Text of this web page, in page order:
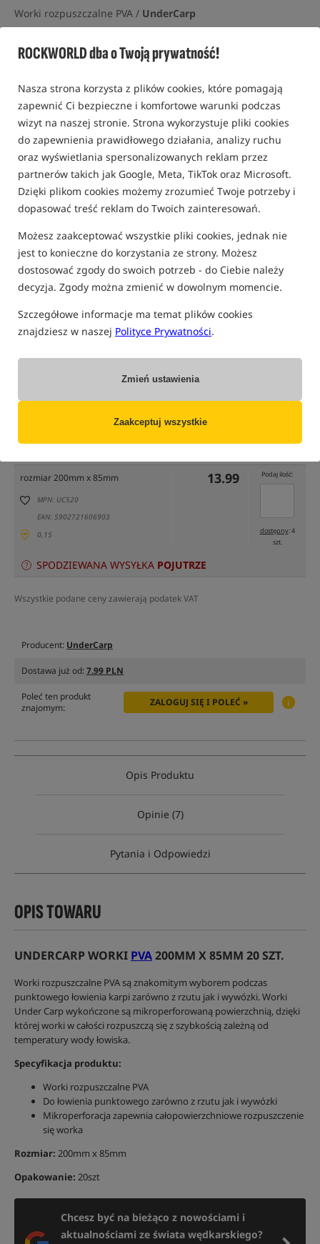
ROCKWORLD dba o Twoją prywatność!
Nasza strona korzysta z plików cookies, które pomagają
zapewnić Ci bezpieczne i komfortowe warunki podczas
wizyt na naszej stronie. Strona wykorzystuje pliki cookies
do zapewnienia prawidłowego działania, analizy ruchu
oraz wyświetlania spersonalizowanych reklam przez
partnerów takich jak Google, Meta, TikTok oraz Microsoft.
Dzięki plikom cookies możemy zrozumieć Twoje potrzeby i
dopasować treść reklam do Twoich zainteresowań.
Możesz zaakceptować wszystkie pliki cookies, jednak nie
jest to konieczne do korzystania ze strony. Możesz
dostosować zgody do swoich potrzeb - do Ciebie należy
decyzja. Zgody można zmienić w dowolnym momencie.
Szczegółowe informacje ma temat plików cookies
znajdziesz w naszej Polityce Prywatności.
Zmień ustawienia
Zaakceptuj wszystkie
Worki rozpuszczalne PVA / UnderCarp
7 opinii | ponad 220 osób kupiło ten produkt
Bestseller!
(część opcji mogła zostać ukryta przez wybrany sposób filtrowania)
rozmiar 200mm x 85mm
MPN: UC520
EAN: 5902721606903
0,15
13.99 Podaj ilość:
dostępny: 4
szt.
SPODZIEWANA WYSYŁKA POJUTRZE
Wszystkie podane ceny zawierają podatek VAT
Producent: UnderCarp
Dostawa już od:7.99 PLN
Poleć ten produkt
znajomym:
ZALOGUJ SIĘ I POLEĆ »
Opis Produktu
Opinie (7)
Pytania i Odpowiedzi
OPIS TOWARU
UNDERCARP WORKI PVA200MM X 85MM 20 SZT.
Worki rozpuszczalne PVA są znakomitym wyborem podczas
punktowego łowienia karpi zarówno z rzutu jak i wywózki. Worki
Under Carp wykończone są mikroperforowaną powierzchnią, dzięki
której worki w całości rozpuszczą się z szybkością zależną od
temperatury wody łowiska.
Specyfikacja produktu:
Worki rozpuszczalne PVA
Do łowienia punktowego zarówno z rzutu jak i wywózki
Mikroperforacja zapewnia całopowierzchniowe rozpuszczenie
się worka
Rozmiar: 200mm x 85mm
Opakowanie: 20szt
Chcesz być na bieżąco z nowościami i
aktualnościami ze świata wędkarskiego?